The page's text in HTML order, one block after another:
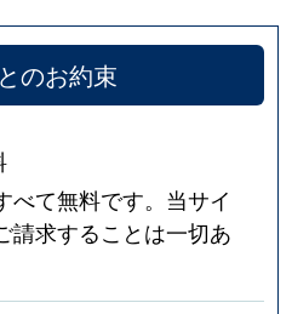
のお約束
べて無料です。当サイ
請求することは一切あ